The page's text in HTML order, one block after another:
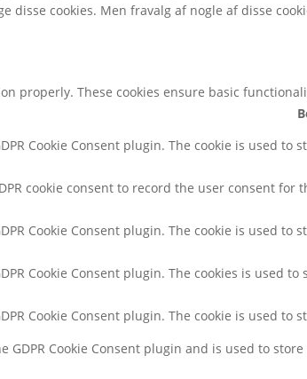
cookies. Men fravalg af nogle af disse
properly. These cookies ensure basic
Cookie Consent plugin. The cookie is used
cookie consent to record the user consent for
Cookie Consent plugin. The cookie is used
Cookie Consent plugin. The cookies is used
Cookie Consent plugin. The cookie is used
GDPR Cookie Consent plugin and is used to